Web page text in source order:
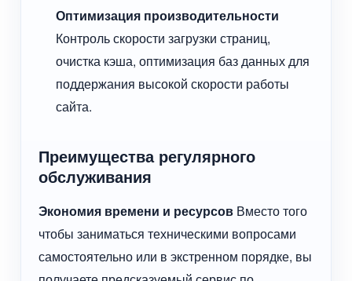
Оптимизация производительности
Контроль скорости загрузки страниц,
очистка кэша, оптимизация баз данных для
поддержания высокой скорости работы
сайта.
Преимущества регулярного
обслуживания
Экономия времени и ресурсов Вместо того
чтобы заниматься техническими вопросами
самостоятельно или в экстренном порядке, вы